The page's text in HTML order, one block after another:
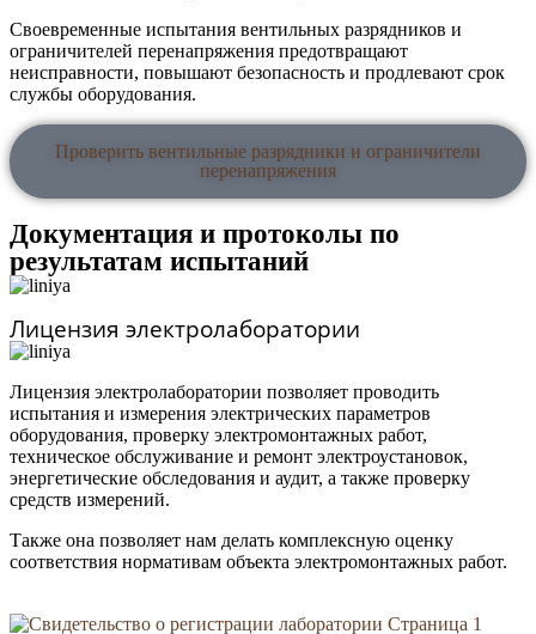
Своевременные испытания вентильных разрядников и
ограничителей перенапряжения предотвращают
неисправности, повышают безопасность и продлевают срок
службы оборудования.
Проверить вентильные разрядники и ограничители
перенапряжения
Документация и протоколы по
результатам испытаний
Лицензия электролаборатории
Лицензия электролаборатории позволяет проводить
испытания и измерения электрических параметров
оборудования, проверку электромонтажных работ,
техническое обслуживание и ремонт электроустановок,
энергетические обследования и аудит, а также проверку
средств измерений.
Также она позволяет нам делать комплексную оценку
соответствия нормативам объекта электромонтажных работ.